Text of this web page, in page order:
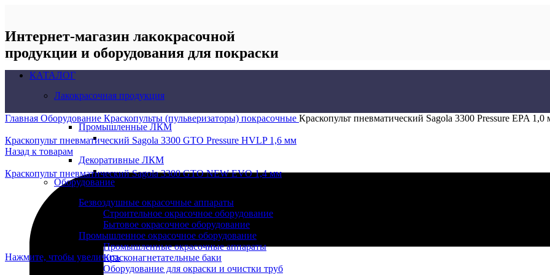
Интернет-магазин лакокрасочной
продукции и оборудования для покраски
КАТАЛОГ
Лакокрасочная продукция
Промышленные ЛКМ
Декоративные ЛКМ
Оборудование
Безвоздушные окрасочные аппараты
Строительное окрасочное оборудование
Бытовое окрасочное оборудование
Промышленное окрасочное оборудование
Промышленные окрасочные аппараты
Красконагнетательные баки
Оборудование для окраски и очистки труб
Главная Оборудование Краскопульты (пульверизаторы) покрасочные Краскопульт пневматический Sagola 3300 Pressure EPA 1,0
Краскопульт пневматический Sagola 3300 GTO Pressure HVLP 1,6 мм
Назад к товарам
Краскопульт пневматический Sagola 3300 GTO NEW EVO 1,4 мм
Нажмите, чтобы увеличить